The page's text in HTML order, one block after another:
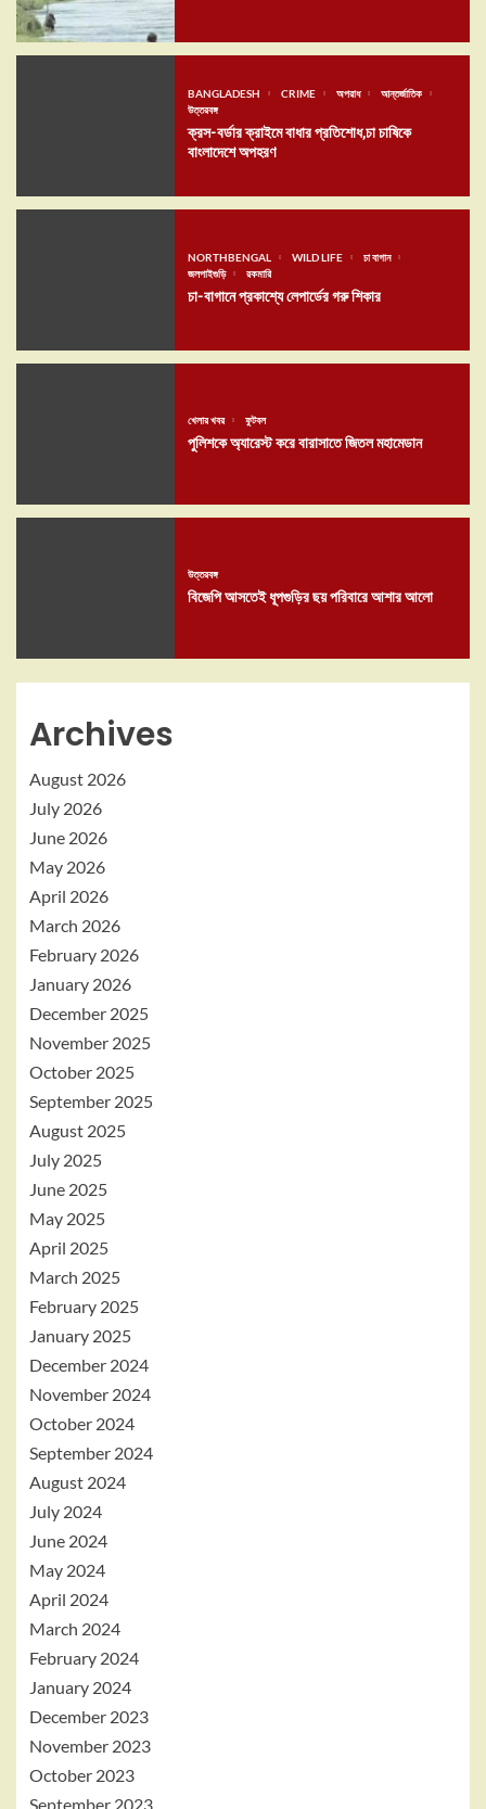
BANGLADESH CRIME অপরাধ
আন্তর্জাতিক
উত্তরবঙ্গ
ক্রস-বর্ডার ক্রাইমে বাধার প্রতিশোধ,চা চাষিকে
বাংলাদেশে অপহরণ
NORTHBENGAL WILD LIFE
চা বাগান
জলপাইগুড়ি
রকমারি
চা-বাগানে প্রকাশ্যে লেপার্ডের গরু শিকার
খেলার খবর ফুটবল
পুলিশকে অ্যারেস্ট করে বারাসাতে জিতল মহামেডান
উত্তরবঙ্গ
বিজেপি আসতেই ধূপগুড়ির ছয় পরিবারে আশার আলো
Archives
August 2026
July 2026
June 2026
May 2026
April 2026
March 2026
February 2026
January 2026
December 2025
November 2025
October 2025
September 2025
August 2025
July 2025
June 2025
May 2025
April 2025
March 2025
February 2025
January 2025
December 2024
November 2024
October 2024
September 2024
August 2024
July 2024
June 2024
May 2024
April 2024
March 2024
February 2024
January 2024
December 2023
November 2023
October 2023
September 2023